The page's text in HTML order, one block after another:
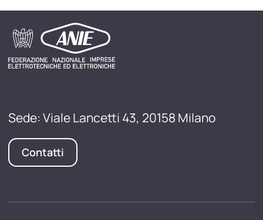
Sede: Viale Lancetti 43, 20158 Milano
Contatti